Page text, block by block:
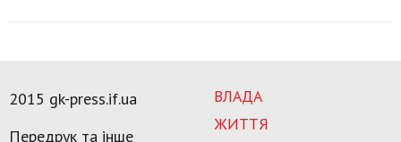
ВЛАДА
ЖИТТЯ
2015 gk-press.if.ua
Передрук та інше